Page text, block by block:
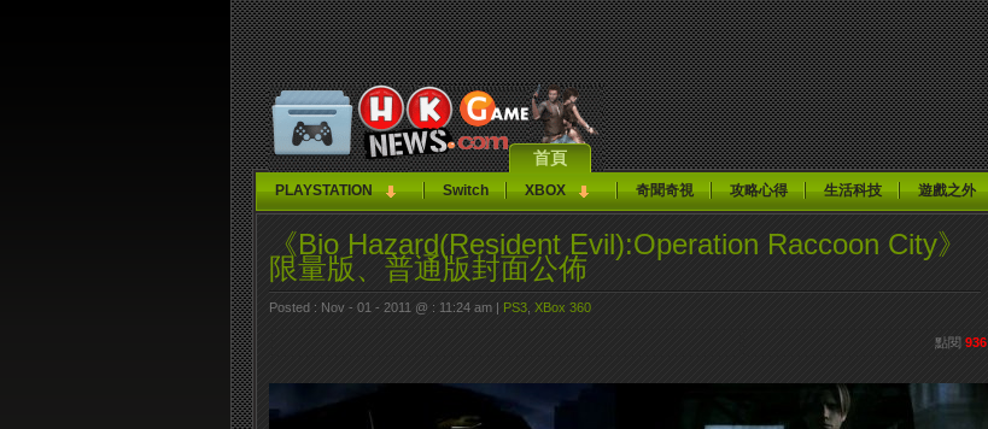
首頁
PLAYSTATION Switch XBOX 奇聞奇視 攻略心得 生活科技 遊戲之外
《Bio Hazard(Resident Evil):Operation Raccoon City》
限量版、普通版封面公佈
Posted : Nov - 01 - 2011 @ : 11:24 am | PS3 XBox 360
點閱 936